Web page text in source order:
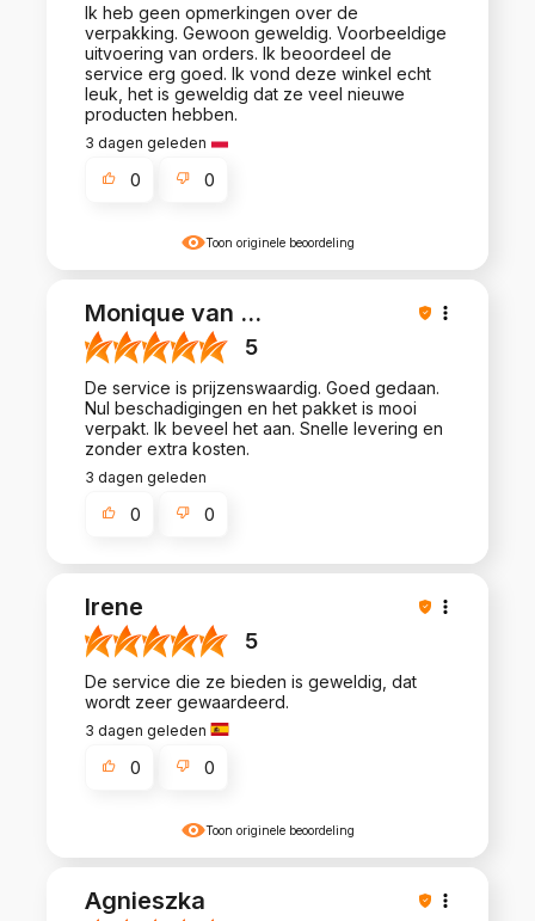
Toon originele beoordeling
Ik heb geen opmerkingen over de
verpakking. Gewoon geweldig. Voorbeeldige
uitvoering van orders. Ik beoordeel de
service erg goed. Ik vond deze winkel echt
leuk, het is geweldig dat ze veel nieuwe
producten hebben.
3 dagen geleden
0 0
Monique van ...
5
De service is prijzenswaardig. Goed gedaan.
Nul beschadigingen en het pakket is mooi
verpakt. Ik beveel het aan. Snelle levering en
zonder extra kosten.
3 dagen geleden
0 0
Toon originele beoordeling
Irene
5
De service die ze bieden is geweldig, dat
wordt zeer gewaardeerd.
3 dagen geleden
0 0
Agnieszka